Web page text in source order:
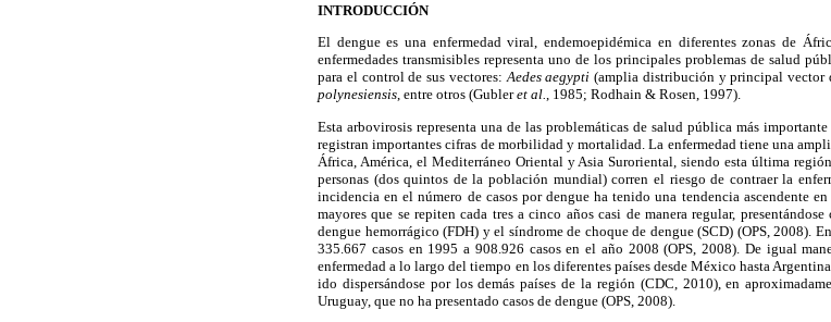
INTRODUCCIÓN
El dengue es una enfermedad viral, endemoepidémica en diferentes zonas de
enfermedades transmisibles representa uno de los principales problemas de salud
para el control de sus vectores:Aedes aegypti(amplia distribución y principal vector
polynesiensis, entre otros (Gubleret al., 1985; Rodhain & Rosen, 1997).
Esta arbovirosis representa una de las problemáticas de salud pública más
registran importantes cifras de morbilidad y mortalidad. La enfermedad tiene una
África, América, el Mediterráneo Oriental y Asia Suroriental, siendo esta última
personas (dos quintos de la población mundial) corren el riesgo de contraer la
incidencia en el número de casos por dengue ha tenido una tendencia ascendente
mayores que se repiten cada tres a cinco años casi de manera regular,
dengue hemorrágico (FDH) y el síndrome de choque de dengue (SCD) (OPS, 2008).
335.667 casos en 1995 a 908.926 casos en el año 2008 (OPS, 2008). De igual
enfermedad a lo largo del tiempo en los diferentes países desde México hasta
ido dispersándose por los demás países de la región (CDC, 2010), en
Uruguay, que no ha presentado casos de dengue (OPS, 2008).